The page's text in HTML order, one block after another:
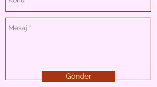
Gönder